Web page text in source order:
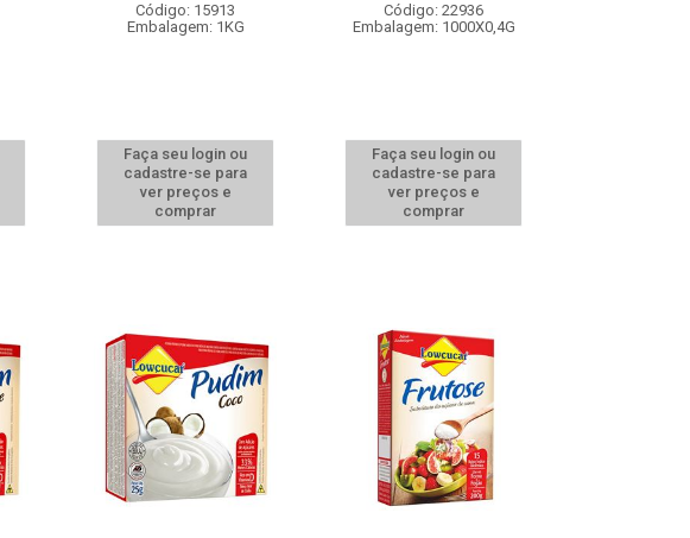
Código: 15913
Embalagem: 1KG
Faça seu login ou
cadastre-se para
ver preços e
comprar
Código: 22936
Embalagem: 1000X0,4G
Faça seu login ou
cadastre-se para
ver preços e
comprar